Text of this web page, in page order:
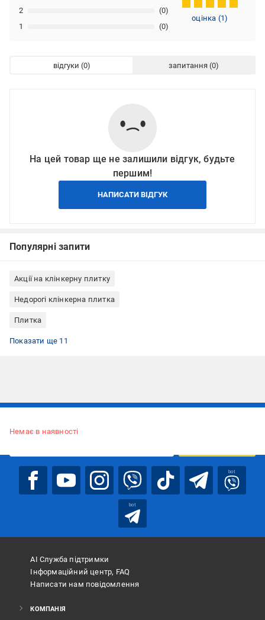
1 (0)
2 (0)
оцінка (1)
відгуки запитання
На цей товар ще не залишили відгук, будьте
першим!
НАПИСАТИ ВІДГУК
Популярні запити
Акції на клінкерну плитку
Недорогі клінкерна плитка
Плитка
Фасадна плитка
Клінкерна плитка для внутрішнього оздоблення
Цокольна плитка (клінкер для цоколя)
Клінкерна плитка для вулиці
Клінкерна плитка для каміна
Клінкерна плитка матовая
Клінкерна плитка Польща
Клінкерна плитка плитка
Клінкерна плитка Ceramika Paradyz
Клінкерна плитка коричнева
Клінкерна плитка для тераси
Показати ще 11
Немає в наявності
bot
bot
АІ Служба підтримки
Інформаційний центр, FAQ
Написати нам повідомлення
КОМПАНІЯ